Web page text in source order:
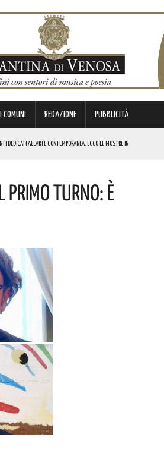
COMUNI REDAZIONE PUBBLICITÀ
DEDICATI ALL’ARTE CONTEMPORANEA. ECCO LE MOSTRE IN
VIAGGIO TRA MUSICA E PAROLE. I DETTAGLI
Turno: È